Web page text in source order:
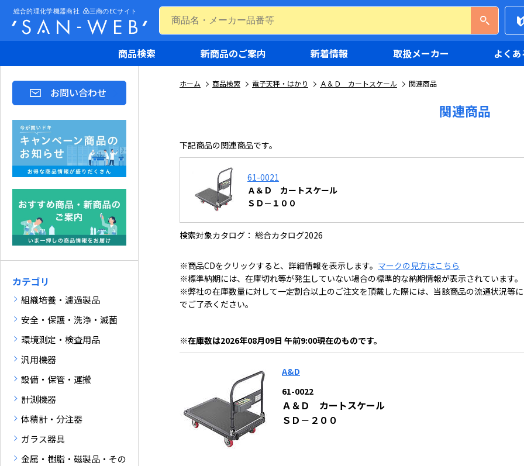
商品検索 新商品のご案内 新着情報 取扱メーカー よく
ホーム 商品検索 電子天秤・はかり Ａ＆Ｄ カートスケール 関連商品
関連商品
下記商品の関連商品です。
61-0021
Ａ＆Ｄ カートスケール
ＳＤ－１００
検索対象カタログ： 総合カタログ2026
※商品CDをクリックすると、詳細情報を表示します。 マークの見方はこちら
※標準納期には、在庫切れ等が発生していない場合の標準的な納期情報が表示されています。
※弊社の在庫数量に対して一定割合以上のご注文を頂戴した際には、当該商品の流通状況等
でご了承ください。
※在庫数は2026年08月09日 午前9:00現在のものです。
A&D
61-0022
Ａ＆Ｄ カートスケール
ＳＤ－２００
お問い合わせ
カテゴリ
組織培養・濾過製品
安全・保護・洗浄・滅菌
環境測定・検査用品
汎用機器
設備・保管・運搬
計測機器
体積計・分注器
ガラス器具
金属・樹脂・磁製品・その